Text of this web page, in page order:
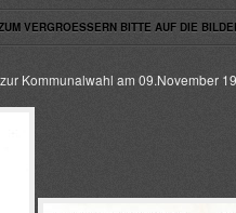
VERGROESSERN BITTE AUF DIE
Kommunalwahl am 09.November